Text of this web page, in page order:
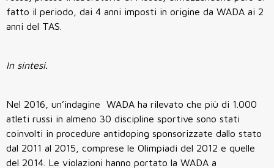
fatto il periodo, dai 4 anni imposti in origine da WADA ai 2
anni del TAS.
In sintesi.
Nel 2016, un’indagine WADA ha rilevato che più di 1.000
atleti russi in almeno 30 discipline sportive sono stati
coinvolti in procedure antidoping sponsorizzate dallo stato
dal 2011 al 2015, comprese le Olimpiadi del 2012 e quelle
del 2014. Le violazioni hanno portato la WADA a